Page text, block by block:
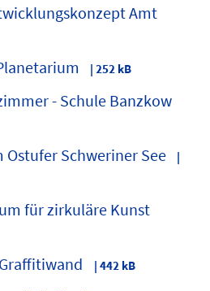
Amt
| 252 kB
- Schule Banzkow
Ostufer Schweriner See
|
für zirkuläre Kunst
| 442 kB